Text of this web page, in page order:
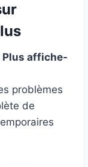
Plus affiche-
problèmes
de